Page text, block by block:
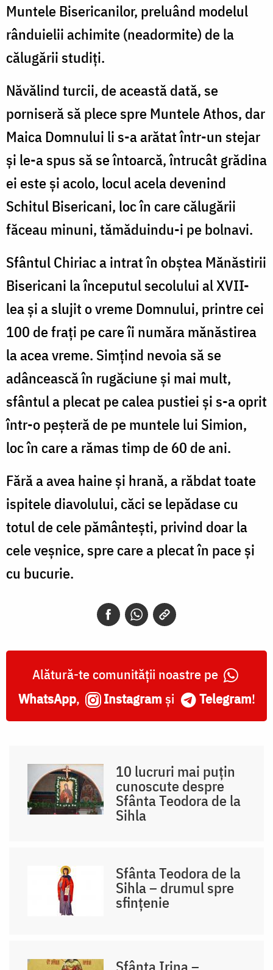
Muntele Bisericanilor, preluând modelul
rânduielii achimite (neadormite) de la
călugării studiți.
Năvălind turcii, de această dată, se
porniseră să plece spre Muntele Athos, dar
Maica Domnului li s-a arătat într-un stejar
și le-a spus să se întoarcă, întrucât grădina
ei este și acolo, locul acela devenind
Schitul Bisericani, loc în care călugării
făceau minuni, tămăduindu-i pe bolnavi.
Sfântul Chiriac a intrat în obștea Mănăstirii
Bisericani la începutul secolului al XVII-
lea și a slujit o vreme Domnului, printre cei
100 de frați pe care îi număra mănăstirea
la acea vreme. Simțind nevoia să se
adâncească în rugăciune și mai mult,
sfântul a plecat pe calea pustiei și s-a oprit
într-o peșteră de pe muntele lui Simion,
loc în care a rămas timp de 60 de ani.
Fără a avea haine și hrană, a răbdat toate
ispitele diavolului, căci se lepădase cu
totul de cele pământești, privind doar la
cele veșnice, spre care a plecat în pace și
cu bucurie.
Alătură-te comunității noastre pe
WhatsApp, Instagram și Telegram!
10 lucruri mai puțin
cunoscute despre
Sfânta Teodora de la
Sihla
Sfânta Teodora de la
Sihla – drumul spre
sfințenie